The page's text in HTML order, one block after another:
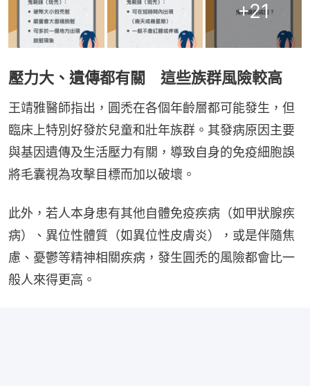
+21
壓力大、遺傳都有關 這些族群風險較高
王靖雅醫師指出，圓禿在各個年齡層都可能發生，但
臨床上特別好發於兒童和壯年族群。其發病原因主要
與基因遺傳及生活壓力有關，導致自身的免疫細胞誤
將毛囊視為攻擊目標而加以破壞。
此外，若人本身患有其他自體免疫疾病（如甲狀腺疾
病）、異位性體質（如異位性皮膚炎），或是伴隨焦
慮、憂鬱等精神相關疾病，發生圓禿的風險都會比一
般人來得更高。